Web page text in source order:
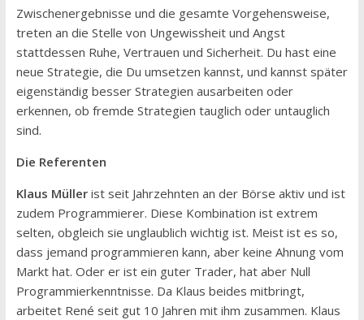
Zwischenergebnisse und die gesamte Vorgehensweise,
treten an die Stelle von Ungewissheit und Angst
stattdessen Ruhe, Vertrauen und Sicherheit. Du hast eine
neue Strategie, die Du umsetzen kannst, und kannst später
eigenständig besser Strategien ausarbeiten oder
erkennen, ob fremde Strategien tauglich oder untauglich
sind.
Die Referenten
Klaus Müllerist seit Jahrzehnten an der Börse aktiv und ist
zudem Programmierer. Diese Kombination ist extrem
selten, obgleich sie unglaublich wichtig ist. Meist ist es so,
dass jemand programmieren kann, aber keine Ahnung vom
Markt hat. Oder er ist ein guter Trader, hat aber Null
Programmierkenntnisse. Da Klaus beides mitbringt,
arbeitet René seit gut 10 Jahren mit ihm zusammen. Klaus